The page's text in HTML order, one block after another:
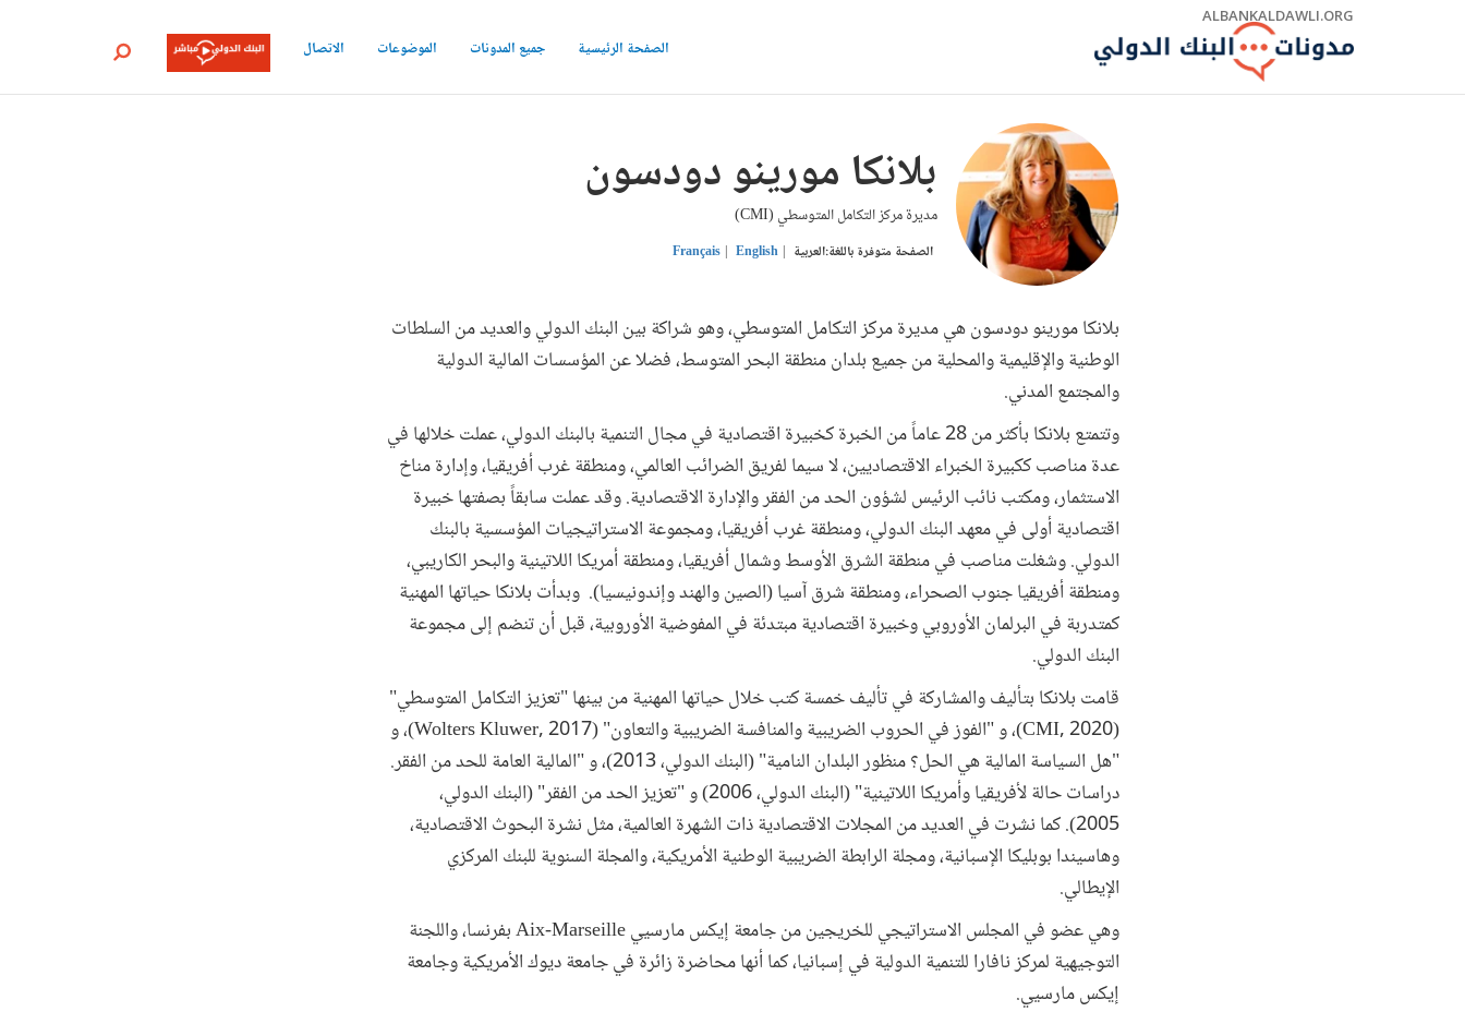
ALBANKALDAWLI.ORG
الصفحة الرئيسية جميع المدونات الموضوعات الاتصال بحث
بلانكا مورينو دودسون
مديرة مركز التكامل المتوسطي (CMI)
الصفحة متوفرة باللغة:العربية English
Français
بلانكا مورينو دودسون هي مديرة مركز التكامل المتوسطي، وهو شراكة بين البنك الدولي والعديد من السلطات
الوطنية والإقليمية والمحلية من جميع بلدان منطقة البحر المتوسط، فضلا عن المؤسسات المالية الدولية
والمجتمع المدني.
وتتمتع بلانكا بأكثر من 28 عاماً من الخبرة كخبيرة اقتصادية في مجال التنمية بالبنك الدولي، عملت خلالها في
عدة مناصب ككبيرة الخبراء الاقتصاديين، لا سيما لفريق الضرائب العالمي، ومنطقة غرب أفريقيا، وإدارة مناخ
الاستثمار، ومكتب نائب الرئيس لشؤون الحد من الفقر والإدارة الاقتصادية. وقد عملت سابقاً بصفتها خبيرة
اقتصادية أولى في معهد البنك الدولي، ومنطقة غرب أفريقيا، ومجموعة الاستراتيجيات المؤسسية بالبنك
الدولي. وشغلت مناصب في منطقة الشرق الأوسط وشمال أفريقيا، ومنطقة أمريكا اللاتينية والبحر الكاريبي،
ومنطقة أفريقيا جنوب الصحراء، ومنطقة شرق آسيا (الصين والهند وإندونيسيا). وبدأت بلانكا حياتها المهنية
كمتدربة في البرلمان الأوروبي وخبيرة اقتصادية مبتدئة في المفوضية الأوروبية، قبل أن تنضم إلى مجموعة
البنك الدولي.
قامت بلانكا بتأليف والمشاركة في تأليف خمسة كتب خلال حياتها المهنية من بينها "تعزيز التكامل المتوسطي"
(CMI, 2020)، و "الفوز في الحروب الضريبية والمنافسة الضريبية والتعاون"
(Wolters Kluwer, 2017)
، و
"هل السياسة المالية هي الحل؟ منظور البلدان النامية" (البنك الدولي، 2013)، و "المالية العامة للحد من الفقر.
دراسات حالة لأفريقيا وأمريكا اللاتينية" (البنك الدولي، 2006) و "تعزيز الحد من الفقر" (البنك الدولي،
2005). كما نشرت في العديد من المجلات الاقتصادية ذات الشهرة العالمية، مثل نشرة البحوث الاقتصادية،
وهاسيندا بوبليكا الإسبانية، ومجلة الرابطة الضريبية الوطنية الأمريكية، والمجلة السنوية للبنك المركزي
الإيطالي.
وهي عضو في المجلس الاستراتيجي للخريجين من جامعة إيكس مارسييAix-Marseilleبفرنسا، واللجنة
التوجيهية لمركز نافارا للتنمية الدولية في إسبانيا، كما أنها محاضرة زائرة في جامعة ديوك الأمريكية وجامعة
إيكس مارسيي.